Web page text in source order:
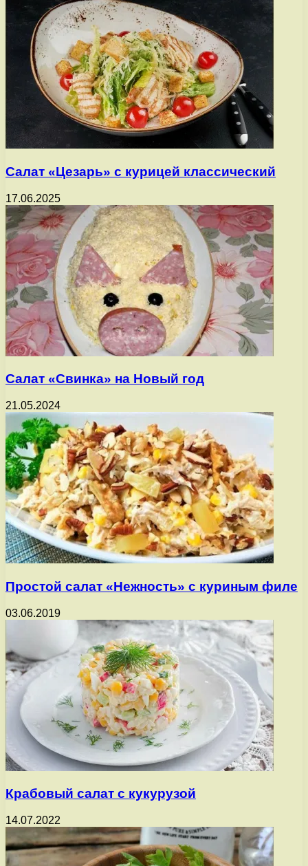
Салат «Цезарь» с курицей классический
17.06.2025
Салат «Свинка» на Новый год
21.05.2024
Простой салат «Нежность» с куриным филе
03.06.2019
Крабовый салат с кукурузой
14.07.2022